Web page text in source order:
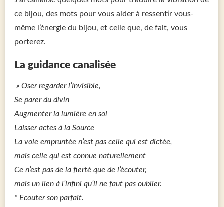
ce bijou, des mots pour vous aider à ressentir vous-
même l’énergie du bijou, et celle que, de fait, vous
porterez.
La guidance canalisée
» Oser regarder l’Invisible,
Se parer du divin
Augmenter la lumière en soi
Laisser actes à la Source
La voie empruntée n’est pas celle qui est dictée,
mais celle qui est connue naturellement
Ce n’est pas de la fierté que de l’écouter,
mais un lien à l’infini qu’il ne faut pas oublier.
* Ecouter son parfait.